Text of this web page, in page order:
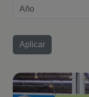
Año
Imagen